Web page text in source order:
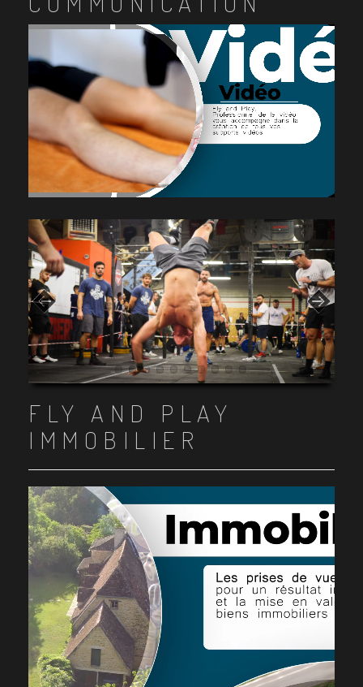
Item 1
Item 2
Item 3
Item 4
Item 5
Item 6
Item 7
Item 8
Item 9
Item 10
FLY AND PLAY
IMMOBILIER